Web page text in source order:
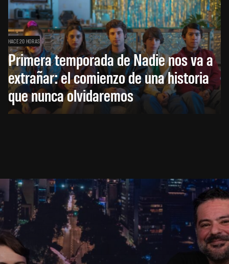
HACE 20 HORAS
Primera temporada de Nadie nos va a
extrañar: el comienzo de una historia
que nunca olvidaremos